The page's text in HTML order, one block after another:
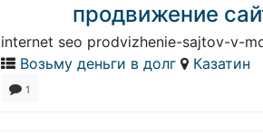
продвижение
internet seo prodvizhenie-sajtov-v-
Возьму деньги в долг
Казатин
1